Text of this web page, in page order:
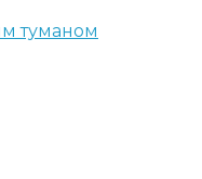
туманом